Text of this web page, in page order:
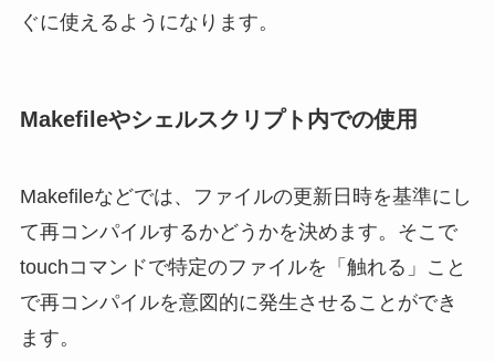
ぐに使えるようになります。
Makefileやシェルスクリプト内での使用
Makefileなどでは、ファイルの更新日時を基準にし
て再コンパイルするかどうかを決めます。そこで
touchコマンドで特定のファイルを「触れる」こと
で再コンパイルを意図的に発生させることができ
ます。